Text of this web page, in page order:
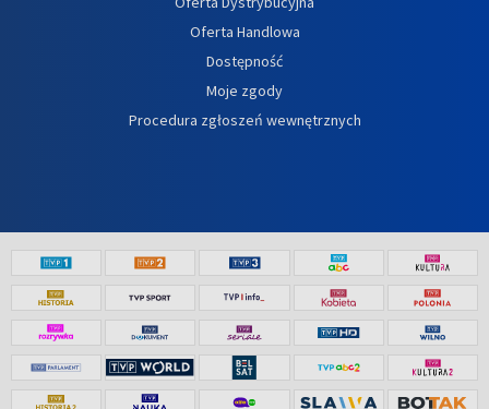
Oferta Handlowa
Dostępność
Moje zgody
Procedura zgłoszeń wewnętrznych